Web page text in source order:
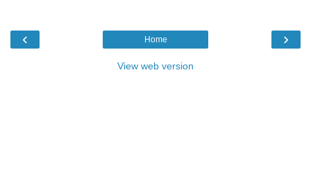
‹ ›
Home
View web version